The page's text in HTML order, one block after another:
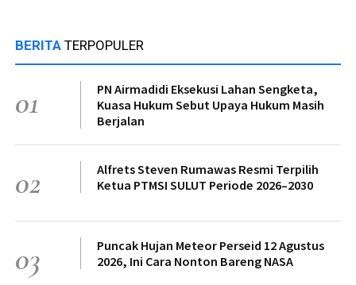
BERITA TERPOPULER
01
PN Airmadidi Eksekusi Lahan Sengketa,
Kuasa Hukum Sebut Upaya Hukum Masih
Berjalan
02
Alfrets Steven Rumawas Resmi Terpilih
Ketua PTMSI SULUT Periode 2026–2030
03
Puncak Hujan Meteor Perseid 12 Agustus
2026, Ini Cara Nonton Bareng NASA